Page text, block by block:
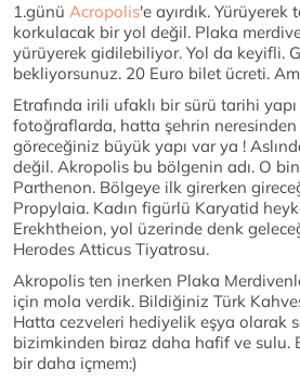
1.günü Acropolis'e ayırdık. Yürüyerek
korkulacak bir yol değil. Plaka
yürüyerek gidilebiliyor. Yol da keyifli.
bekliyorsunuz. 20 Euro bilet ücreti.
Etrafında irili ufaklı bir sürü tarihi
fotoğraflarda, hatta şehrin neresinden
göreceğiniz büyük yapı var ya !
değil. Akropolis bu bölgenin adı. O
Parthenon. Bölgeye ilk girerken
Propylaia. Kadın figürlü Karyatid
Erekhtheion, yol üzerinde denk
Herodes Atticus Tiyatrosu.
Akropolis ten inerken Plaka
için mola verdik. Bildiğiniz Türk
Hatta cezveleri hediyelik eşya olarak
bizimkinden biraz daha hafif ve sulu.
bir daha içmem:)